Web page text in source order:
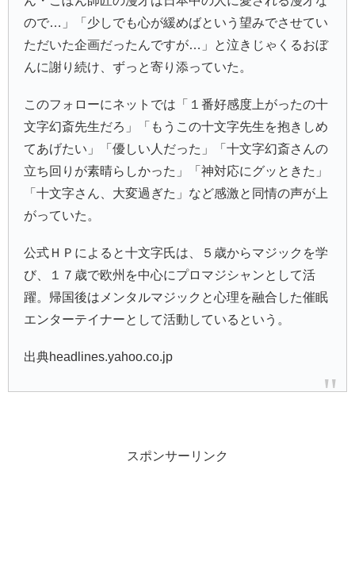
ので…」「少しでも心が緩めばという望みでさせてい
ただいた企画だったんですが…」と泣きじゃくるおぼ
んに謝り続け、ずっと寄り添っていた。
このフォローにネットでは「１番好感度上がったの十
文字幻斎先生だろ」「もうこの十文字先生を抱きしめ
てあげたい」「優しい人だった」「十文字幻斎さんの
立ち回りが素晴らしかった」「神対応にグッときた」
「十文字さん、大変過ぎた」など感激と同情の声が上
がっていた。
公式ＨＰによると十文字氏は、５歳からマジックを学
び、１７歳で欧州を中心にプロマジシャンとして活
躍。帰国後はメンタルマジックと心理を融合した催眠
エンターテイナーとして活動しているという。
出典headlines.yahoo.co.jp
スポンサーリンク